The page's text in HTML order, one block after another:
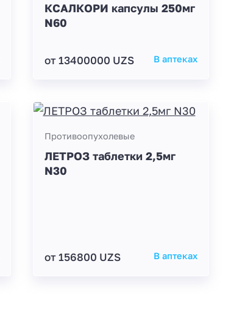
КСАЛКОРИ капсулы 250мг
N60
от 13400000 UZS В аптеках
Противоопухолевые
ЛЕТРОЗ таблетки 2,5мг
N30
от 156800 UZS В аптеках